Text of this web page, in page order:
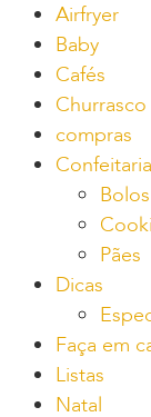
Airfryer
Baby
Cafés
Churrasco
compras
Bolos
Pães
Dicas
Faça em
Listas
Natal